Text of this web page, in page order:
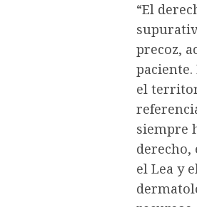
“El
precoz,
el
siempre
el Lea y